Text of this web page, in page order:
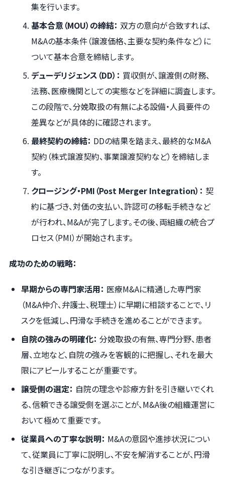
集を行います。
基本合意（MOU）の締結： 双方の意向が合致すれば、
M&Aの基本条件（譲渡価格、主要な契約条件など）に
ついて基本合意を締結します。
デューデリジェンス（DD）： 買収側が、譲渡側の財務、
法務、医療機関としての実態などを詳細に調査します。
この段階で、分娩取扱の有無による設備・人員要件の
差異などが具体的に確認されます。
最終契約の締結： DDの結果を踏まえ、最終的なM&A
契約（株式譲渡契約、事業譲渡契約など）を締結しま
す。
クロージング・PMI（Post Merger Integration）： 契
約に基づき、対価の支払い、許認可の移転手続きなど
が行われ、M&Aが完了します。その後、両組織の統合プ
ロセス（PMI）が開始されます。
成功のための戦略：
早期からの専門家活用： 医療M&Aに精通した専門家
（M&A仲介、弁護士、税理士）に早期に相談することで、リ
スクを低減し、円滑な手続きを進めることができます。
自院の強みの明確化： 分娩取扱の有無、専門分野、患者
層、立地など、自院の強みを客観的に把握し、それを最大
限にアピールすることが重要です。
譲受側の選定： 自院の理念や診療方針を引き継いでくれ
る、信頼できる譲受側を選ぶことが、M&A後の組織運営に
おいて極めて重要です。
従業員への丁寧な説明： M&Aの意図や進捗状況につい
て、従業員に丁寧に説明し、不安を解消することが、円滑
な引き継ぎにつながります。